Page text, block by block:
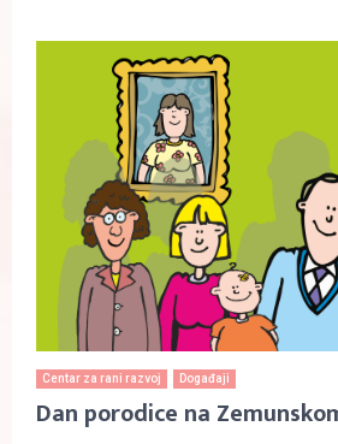
Centar za rani razvoj Događaji
Dan porodice na